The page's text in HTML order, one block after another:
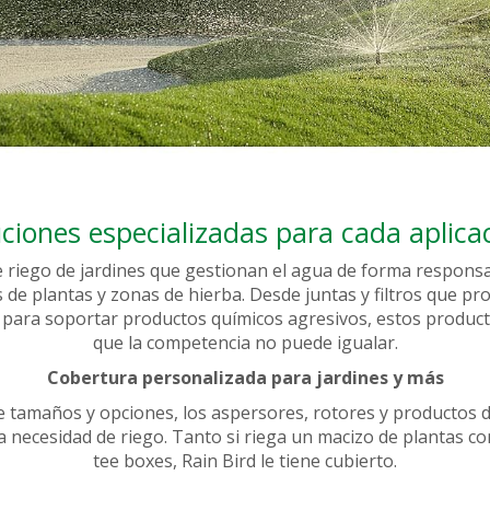
especializadas para cada
riego de jardines que gestionan el agua de forma
plantas y zonas de hierba. Desde juntas y filtros que
soportar productos químicos agresivos, estos
que la competencia no puede igualar.
Cobertura personalizada para jardines y más
tamaños y opciones, los aspersores, rotores y
de riego. Tanto si riega un macizo de plantas
tee boxes, Rain Bird le tiene cubierto.